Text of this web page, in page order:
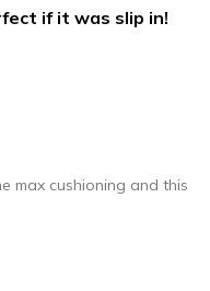
small
if it was slip in!
max cushioning and this